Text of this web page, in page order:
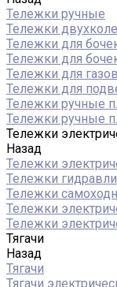
Тележки ручные
Тележки
Тележки для
Тележки для
Тележки для
Тележки для
Тележки ручные
Тележки ручные
Тележки
Назад
Тележки
Тележки
Тележки
Тележки
Тележки
Тягачи
Назад
Тягачи
Тягачи